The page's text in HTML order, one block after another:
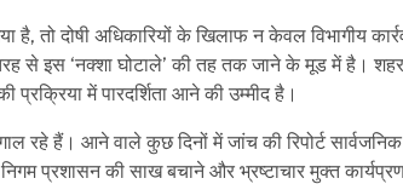
तो दोषी अधिकारियों के खिलाफ न केवल विभागीय
से इस ‘नक्शा घोटाले’ की तह तक जाने के मूड में है।
में पारदर्शिता आने की उम्मीद है।
रहे हैं। आने वाले कुछ दिनों में जांच की रिपोर्ट सार्वजनिक
प्रशासन की साख बचाने और भ्रष्टाचार मुक्त